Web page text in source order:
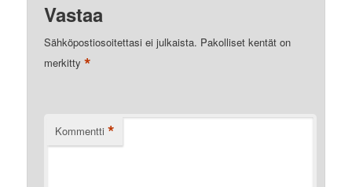
Vastaa
Sähköpostiosoitettasi ei julkaista. Pakolliset kentät on
merkitty*
Kommentti *